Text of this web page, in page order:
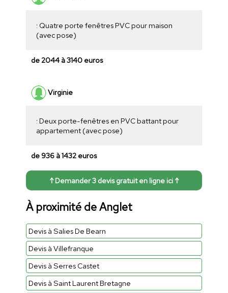
: Quatre porte fenêtres PVC pour maison
(avec pose)
de 2044 à 3140 euros
Virginie
: Deux porte-fenêtres en PVC battant pour
appartement (avec pose)
de 936 à 1432 euros
↑ Demander 3 devis gratuit en ligne ici ↑
À proximité de Anglet
Devis à Salies De Bearn
Devis à Villefranque
Devis à Serres Castet
Devis à Saint Laurent Bretagne